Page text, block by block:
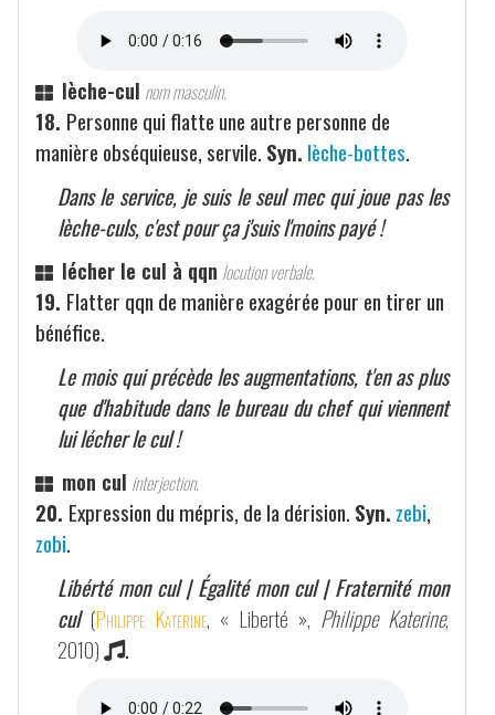
lèche-cul nom masculin.
18. Personne qui flatte une autre personne de
manière obséquieuse, servile. Syn. lèche-bottes.
Dans le service, je suis le seul mec qui joue pas les
lèche-culs, c'est pour ça j'suis l'moins payé !
lécher le cul à qqn locution verbale.
19. Flatter qqn de manière exagérée pour en tirer un
bénéfice.
Le mois qui précède les augmentations, t'en as plus
que d'habitude dans le bureau du chef qui viennent
lui lécher le cul !
mon cul interjection.
20. Expression du mépris, de la dérision. Syn. zebi,
zobi.
Libérté mon cul | Égalité mon cul | Fraternité mon
cul (Philippe Katerine, « Liberté », Philippe Katerine,
2010)
.